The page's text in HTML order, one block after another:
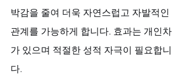
박감을 줄여 더욱 자연스럽고 자발적인
관계를 가능하게 합니다. 효과는 개인차
가 있으며 적절한 성적 자극이 필요합니
다.